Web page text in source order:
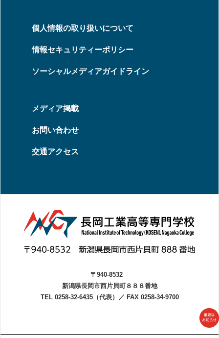
個人情報の取り扱いについて
情報セキュリティーポリシー
ソーシャルメディアガイドライン
メディア掲載
お問い合わせ
交通アクセス
〒940-8532
新潟県長岡市西片貝町８８８番地
TEL 0258-32-6435（代表）
／ FAX 0258-34-9700